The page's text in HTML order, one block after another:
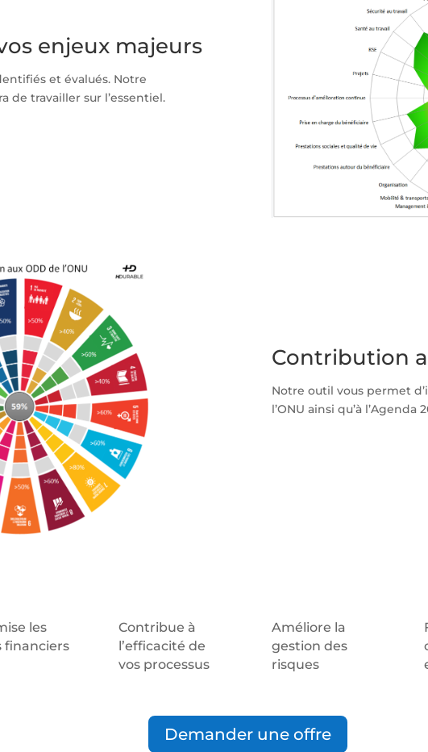
enjeux majeurs
et évalués. Notre
de travailler sur l’essentiel.
Contribution
Notre outil vous permet
l’ONU ainsi qu’à l’Agenda
les
financiers
Contribue à
l’efficacité de
vos processus
Améliore la
gestion des
risques
Demander une offre